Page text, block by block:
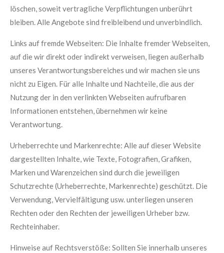
löschen, soweit vertragliche Verpflichtungen unberührt
bleiben. Alle Angebote sind freibleibend und unverbindlich.
Links auf fremde Webseiten: Die Inhalte fremder Webseiten,
auf die wir direkt oder indirekt verweisen, liegen außerhalb
unseres Verantwortungsbereiches und wir machen sie uns
nicht zu Eigen. Für alle Inhalte und Nachteile, die aus der
Nutzung der in den verlinkten Webseiten aufrufbaren
Informationen entstehen, übernehmen wir keine
Verantwortung.
Urheberrechte und Markenrechte: Alle auf dieser Website
dargestellten Inhalte, wie Texte, Fotografien, Grafiken,
Marken und Warenzeichen sind durch die jeweiligen
Schutzrechte (Urheberrechte, Markenrechte) geschützt. Die
Verwendung, Vervielfältigung usw. unterliegen unseren
Rechten oder den Rechten der jeweiligen Urheber bzw.
Rechteinhaber.
Hinweise auf Rechtsverstöße: Sollten Sie innerhalb unseres